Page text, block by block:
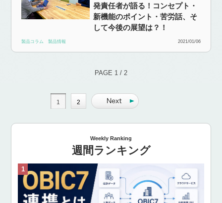
発責任者が語る！コンセプト・
新機能のポイント・苦労話、そ
して今後の展望は？！
製品コラム 製品情報 2021/01/06
PAGE 1 / 2
1 2
Weekly Ranking
週間ランキング